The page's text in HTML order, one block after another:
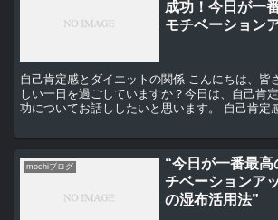
成功！今日が一
モチベーション
自己肯定感とダイエットの関係 こんにちは、皆
しい一日を過ごしていますか？今日は、自己肯
功についてお話ししたいと思います。 自己肯定
mochiブログ
“今日が一番最
チベーションア
の湿布活用法”